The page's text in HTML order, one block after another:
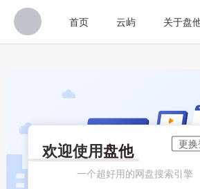
首页 云屿 关于盘
欢迎使用盘他
一个超好用的网盘搜索引擎